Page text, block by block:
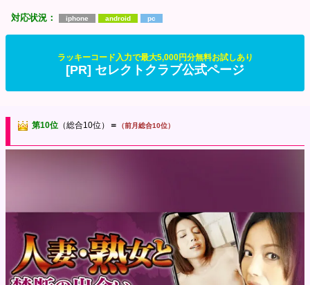
対応状況： iphone android pc
ラッキーコード入力で最大5,000円分無料お試しあり
[PR] セレクトクラブ公式ページ
第10位 （総合10位） ＝ （前月総合10位）